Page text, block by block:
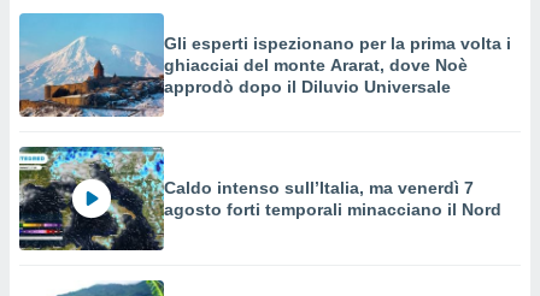
Gli esperti ispezionano per la prima volta i
ghiacciai del monte Ararat, dove Noè
approdò dopo il Diluvio Universale
Caldo intenso sull’Italia, ma venerdì 7
agosto forti temporali minacciano il Nord